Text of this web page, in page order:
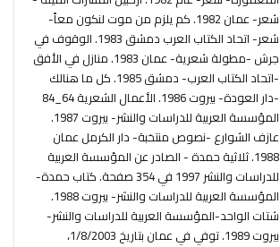
شعر- عمان 1982. كم يلزم من موت لنكون معاً-
شعر- اتحاد الكتاب العرب دمشق 1983. الوقوف في
جرش -مطولة شعرية- عمان 1983. منازل في الأفق
-اتحاد الكتاب العرب- دمشق 1985. كل ما هنالك
-دار العودة- بيروت 1986. الأعمال الشعرية 64_84
المؤسسة العربية للدراسات والنشر- بيروت 1987.
عازف الشوارع -نصوص منتخبة- دار الكرمل عمان
1988. ثلاثية حمدة - الصادر عن المؤسسة العربية
للدراسات والنشر 1997 في 354 صفحة. كتاب حمدة-
المؤسسة العربية للدراسات والنشر- بيروت 1988.
شتات الواحد-المؤسسة العربية للدراسات والنشر-
بيروت 1989. توفي في عمان بتاريخ 1/8/2003،